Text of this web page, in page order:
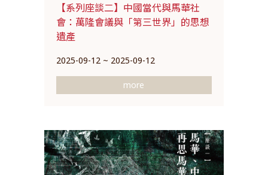
【系列座談二】中國當代與馬華社
會：萬隆會議與「第三世界」的思想
遺產
2025-09-12 ~ 2025-09-12
more